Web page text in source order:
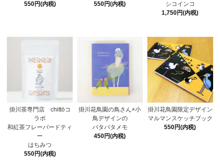
550円(内税)
550円(内税)
シコインコ
1,750円(内税)
掛川茶専門店 chittöコ
ラボ
和紅茶フレーバードティ
ー
はちみつ
550円(内税)
掛川花鳥園の鳥さん×小
鳥デザインの
パタパタメモ
450円(内税)
掛川花鳥園限定デザイン
マルマンスケッチブック
550円(内税)